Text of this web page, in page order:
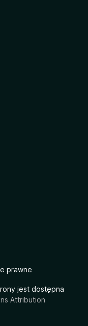
prawne
jest dostępna
Attribution